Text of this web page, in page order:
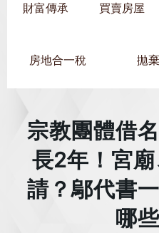
財富傳承 買賣房屋
房地合一稅 拋
宗教團體借
長2年！宮
請？鄔代書
哪